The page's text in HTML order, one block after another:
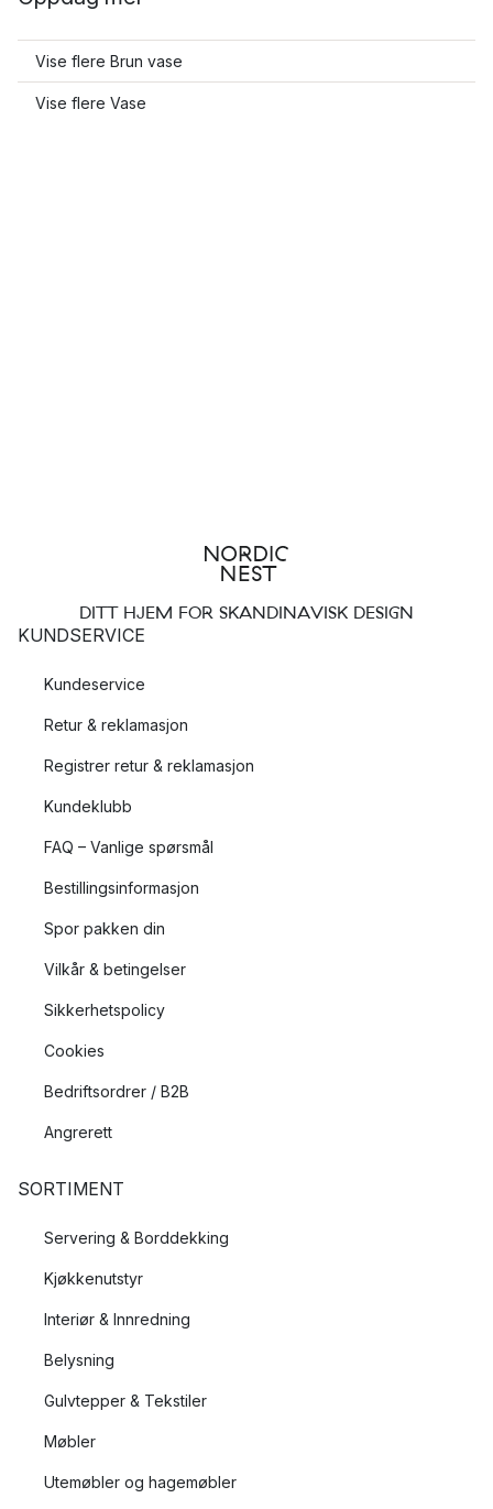
Vise flere Brun vase
Vise flere Vase
DITT HJEM FOR SKANDINAVISK DESIGN
KUNDSERVICE
Kundeservice
Retur & reklamasjon
Registrer retur & reklamasjon
Kundeklubb
FAQ – Vanlige spørsmål
Bestillingsinformasjon
Spor pakken din
Vilkår & betingelser
Sikkerhetspolicy
Cookies
Bedriftsordrer / B2B
Angrerett
SORTIMENT
Servering & Borddekking
Kjøkkenutstyr
Interiør & Innredning
Belysning
Gulvtepper & Tekstiler
Møbler
Utemøbler og hagemøbler